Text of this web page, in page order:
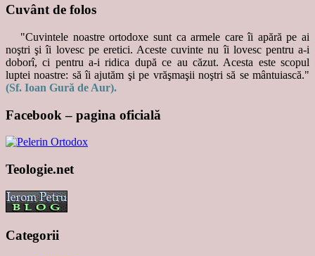
Cuvânt de folos
"Cuvintele noastre ortodoxe sunt ca armele care îi apără pe ai
noştri şi îi lovesc pe eretici. Aceste cuvinte nu îi lovesc pentru a-i
doborî, ci pentru a-i ridica după ce au căzut. Acesta este scopul
luptei noastre: să îi ajutăm şi pe vrăşmaşii noştri să se mântuiască."
(Sf. Ioan Gură de Aur).
Facebook – pagina oficială
Teologie.net
Categorii